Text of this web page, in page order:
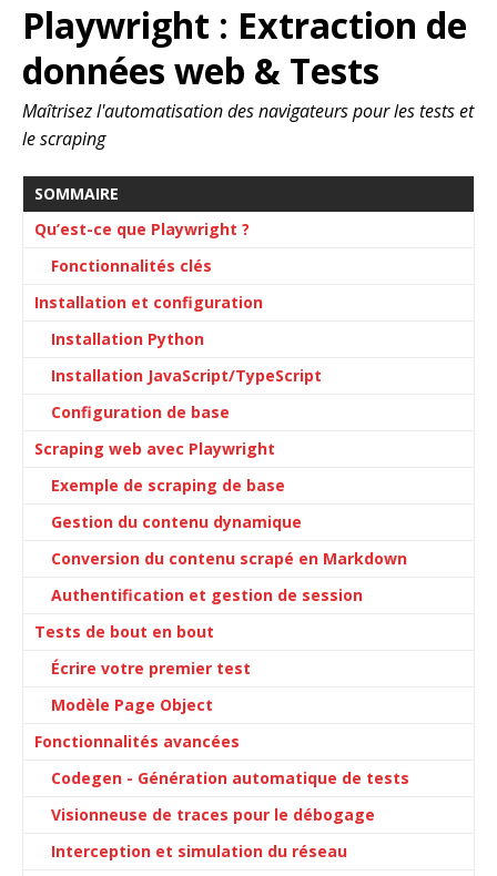
Playwright : Extraction de
données web & Tests
Maîtrisez l'automatisation des navigateurs pour les tests et
le scraping
SOMMAIRE
Qu’est-ce que Playwright ?
Fonctionnalités clés
Installation et configuration
Installation Python
Installation JavaScript/TypeScript
Configuration de base
Scraping web avec Playwright
Exemple de scraping de base
Gestion du contenu dynamique
Conversion du contenu scrapé en Markdown
Authentification et gestion de session
Tests de bout en bout
Écrire votre premier test
Modèle Page Object
Fonctionnalités avancées
Codegen - Génération automatique de tests
Visionneuse de traces pour le débogage
Interception et simulation du réseau